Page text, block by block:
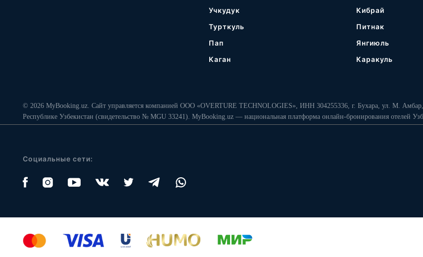
Учкудук
Турткуль
Пап
Каган
Кибрай
Питнак
Янгиюль
Каракуль
© 2026 MyBooking.uz. Сайт управляется компанией ООО «OVERTURE TECHNOLOGIES», ИНН 304255336, г. Бухара, ул. М.
Республике Узбекистан (свидетельство № MGU 33241). MyBooking.uz — национальная платформа онлайн-бронирования отелей
Социальные сети: